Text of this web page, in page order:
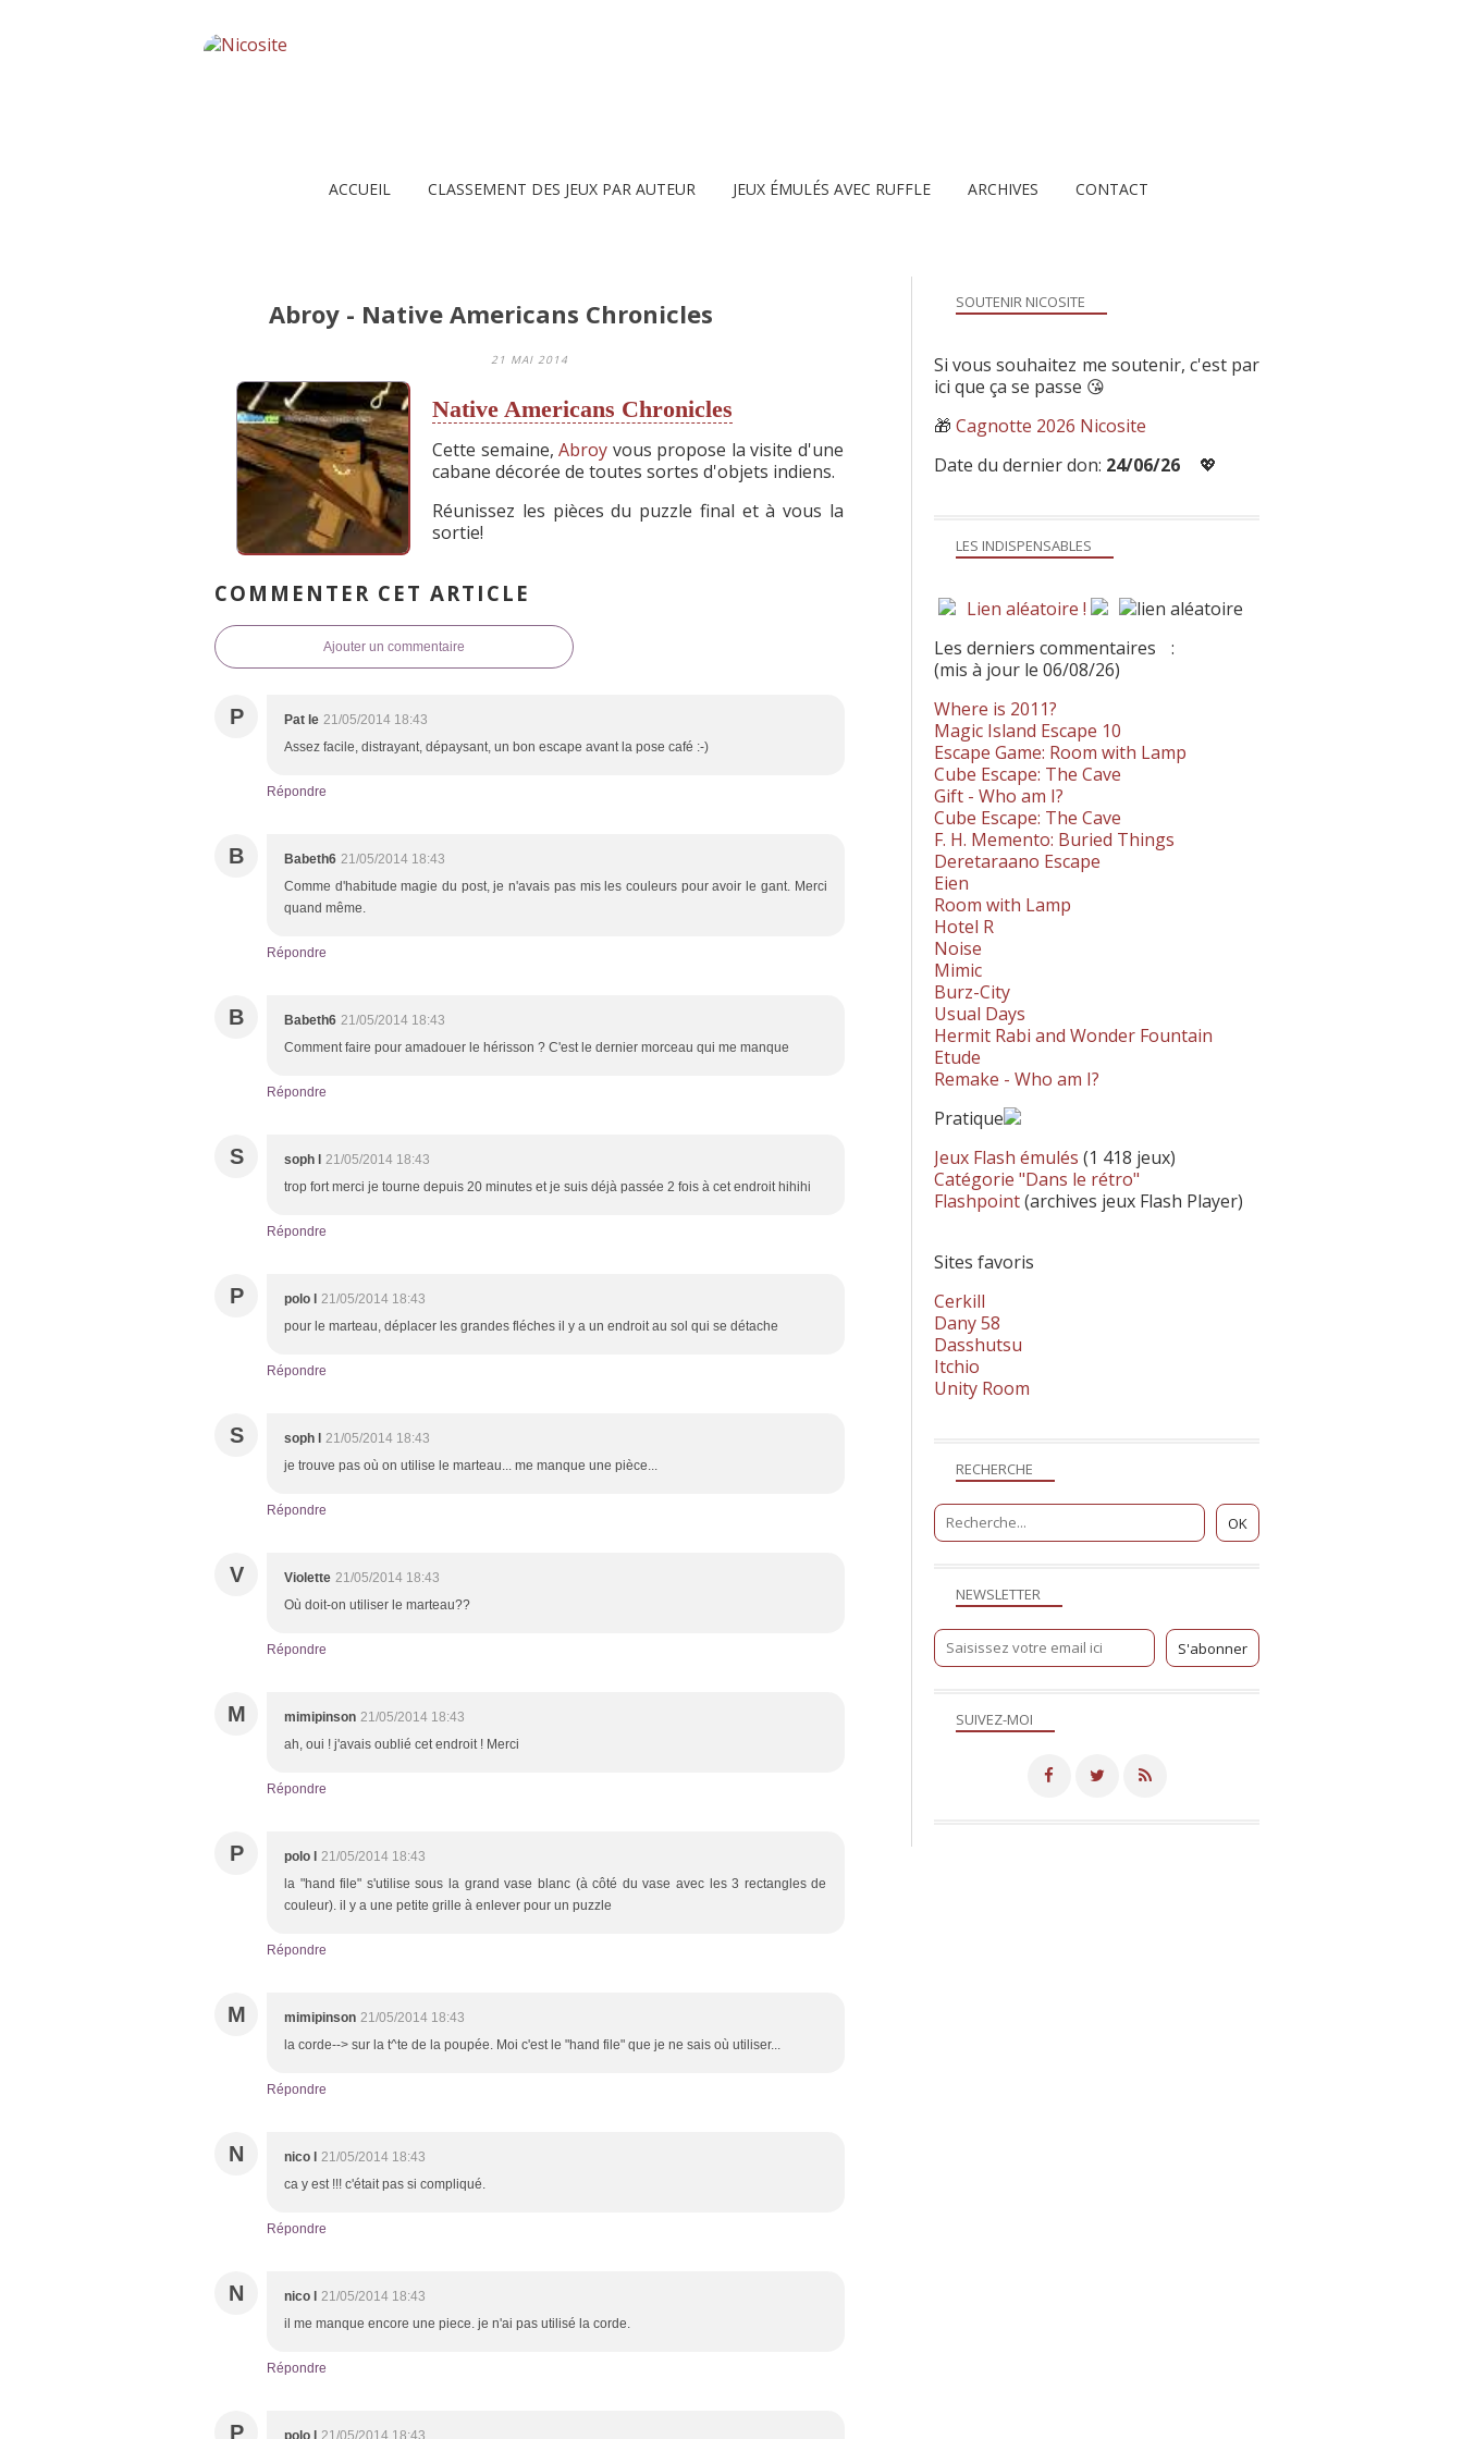
ACCUEIL CLASSEMENT DES JEUX PAR AUTEUR JEUX ÉMULÉS AVEC RUFFLE ARCHIVES CONTACT
Abroy - Native Americans Chronicles
21 MAI 2014
Native Americans Chronicles
Cette semaine,Abroy vous propose la visite d'une
cabane décorée de toutes sortes d'objets indiens.
Réunissez les pièces du puzzle final et à vous la
sortie!
COMMENTER CET ARTICLE
Ajouter un commentaire
P Pat le 21/05/2014 18:43
Assez facile, distrayant, dépaysant, un bon escape avant la pose café :-)
Répondre
B Babeth6 21/05/2014 18:43
Comme d'habitude magie du post, je n'avais pas mis les couleurs pour avoir le gant. Merci
quand même.
Répondre
B Babeth6 21/05/2014 18:43
Comment faire pour amadouer le hérisson ? C'est le dernier morceau qui me manque
Répondre
S soph l
21/05/2014 18:43
trop fort merci je tourne depuis 20 minutes et je suis déjà passée 2 fois à cet endroit hihihi
Répondre
P polo l
21/05/2014 18:43
pour le marteau, déplacer les grandes fléches il y a un endroit au sol qui se détache
Répondre
S soph l
21/05/2014 18:43
je trouve pas où on utilise le marteau... me manque une pièce...
Répondre
V Violette 21/05/2014 18:43
Où doit-on utiliser le marteau??
Répondre
M mimipinson 21/05/2014 18:43
ah, oui ! j'avais oublié cet endroit ! Merci
Répondre
P polo l
21/05/2014 18:43
la "hand file" s'utilise sous la grand vase blanc (à côté du vase avec les 3 rectangles de
couleur). il y a une petite grille à enlever pour un puzzle
Répondre
M mimipinson 21/05/2014 18:43
la corde--> sur la t^te de la poupée. Moi c'est le "hand file" que je ne sais où utiliser...
Répondre
N nico l
21/05/2014 18:43
ca y est !!! c'était pas si compliqué.
Répondre
N nico l
21/05/2014 18:43
il me manque encore une piece. je n'ai pas utilisé la corde.
Répondre
P polo l 21/05/2014 18:43
NEWSLETTER
SUIVEZ-MOI
RECHERCHE
LES INDISPENSABLES
Lien aléatoire !
Les derniers commentaires
:
(mis à jour le 06/08/26)
Where is 2011?
Magic Island Escape 10
Escape Game: Room with Lamp
Cube Escape: The Cave
Gift - Who am I?
Cube Escape: The Cave
F. H. Memento: Buried Things
Deretaraano Escape
Eien
Room with Lamp
Hotel R
Noise
Mimic
Burz-City
Usual Days
Hermit Rabi and Wonder Fountain
Etude
Remake - Who am I?
Pratique
Jeux Flash émulés (1 418 jeux)
Catégorie "Dans le rétro"
Flashpoint(archives jeux Flash Player)
Sites favoris
Cerkill
Dany 58
Dasshutsu
Itchio
Unity Room
SOUTENIR NICOSITE
Si vous souhaitez me soutenir, c'est par
ici que ça se passe 😘
🎁 Cagnotte 2026 Nicosite
Date du dernier don: 24/06/26 💖